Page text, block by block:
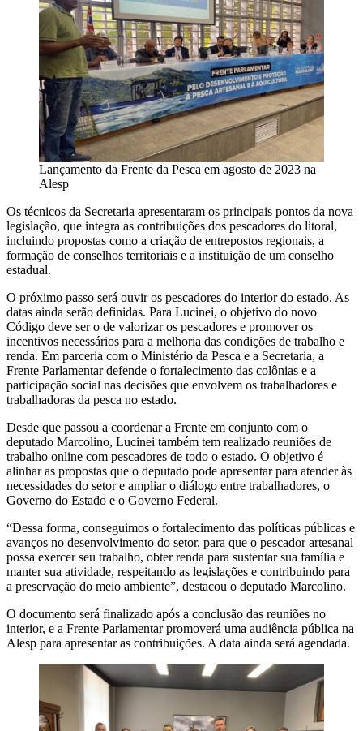
Lançamento da Frente da Pesca em agosto de 2023 na
Alesp
Os técnicos da Secretaria apresentaram os principais pontos da nova
legislação, que integra as contribuições dos pescadores do litoral,
incluindo propostas como a criação de entrepostos regionais, a
formação de conselhos territoriais e a instituição de um conselho
estadual.
O próximo passo será ouvir os pescadores do interior do estado. As
datas ainda serão definidas. Para Lucinei, o objetivo do novo
Código deve ser o de valorizar os pescadores e promover os
incentivos necessários para a melhoria das condições de trabalho e
renda. Em parceria com o Ministério da Pesca e a Secretaria, a
Frente Parlamentar defende o fortalecimento das colônias e a
participação social nas decisões que envolvem os trabalhadores e
trabalhadoras da pesca no estado.
Desde que passou a coordenar a Frente em conjunto com o
deputado Marcolino, Lucinei também tem realizado reuniões de
trabalho online com pescadores de todo o estado. O objetivo é
alinhar as propostas que o deputado pode apresentar para atender às
necessidades do setor e ampliar o diálogo entre trabalhadores, o
Governo do Estado e o Governo Federal.
“Dessa forma, conseguimos o fortalecimento das políticas públicas e
avanços no desenvolvimento do setor, para que o pescador artesanal
possa exercer seu trabalho, obter renda para sustentar sua família e
manter sua atividade, respeitando as legislações e contribuindo para
a preservação do meio ambiente”, destacou o deputado Marcolino.
O documento será finalizado após a conclusão das reuniões no
interior, e a Frente Parlamentar promoverá uma audiência pública na
Alesp para apresentar as contribuições. A data ainda será agendada.